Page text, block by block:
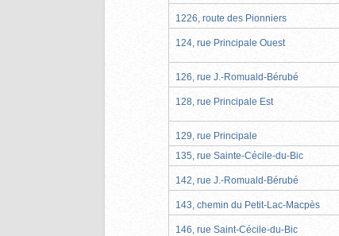
1226, route des Pionniers
124, rue Principale Ouest
126, rue J.-Romuald-Bérubé
128, rue Principale Est
129, rue Principale
135, rue Sainte-Cécile-du-Bic
142, rue J.-Romuald-Bérubé
143, chemin du Petit-Lac-Macpès
146, rue Saint-Cécile-du-Bic